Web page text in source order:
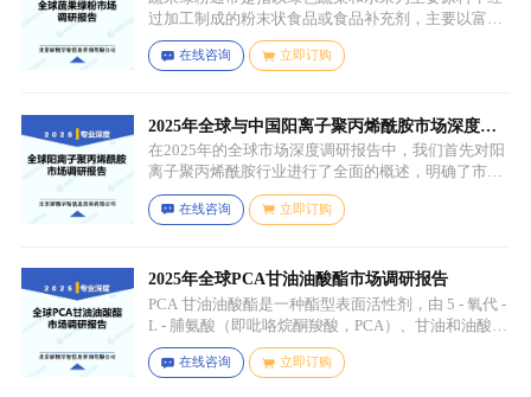
过加工制成的粉末状食品或食品补充剂，主要以富含
叶绿素、膳食纤维、维生素、矿物质等营养成分的绿
色蔬菜和水果为原料，常见的包括菠菜、羽衣甘蓝、
等，有时也会搭配其他颜色的蔬果（如胡萝卜、甜菜
根等）以丰富营养等绿色水果。
在线咨询 立即订购
2025年全球与中国阳离子聚丙烯酰胺市场深度调
研报告：行业趋势与投资前景分析
在2025年的全球市场深度调研报告中，我们首先对阳
离子聚丙烯酰胺行业进行了全面的概述，明确了市场
细分与应用场景。通过对细分产品的定义与特点进行
深入分析，我们揭示了关键应用场景及其客群洞察。
在线咨询 立即订购
2025年全球PCA甘油油酸酯市场调研报告
PCA 甘油油酸酯是一种酯型表面活性剂，由 5 - 氧代 -
L - 脯氨酸（即吡咯烷酮羧酸，PCA）、甘油和油酸通
过化学反应生成，化学名称为 5 - 氧代 - L - 脯氨酸 2 -
羟基 - 3-(油酰氧基) 丙酯，分子式为 C26H45NO6，分
在线咨询 立即订购